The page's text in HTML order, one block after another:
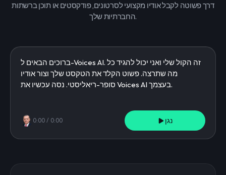
דרך פשוטה לקבל אודיו מקצועי לסרטונים, פודקסטים או תוכן ברשתות
החברתיות שלך.
0:00 / 0:00 נגן